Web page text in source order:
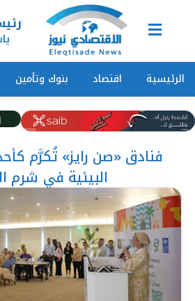
الرئيسية اقتصاد بنوك وتأمين
فنادق «صن رايز» تُكرَّم
البيئية في شرم